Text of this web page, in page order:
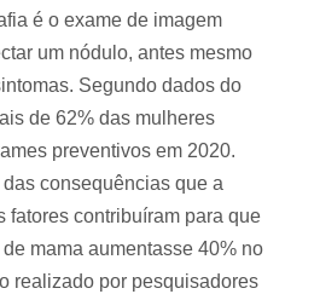
é o exame de imagem
um nódulo, antes mesmo
Segundo dados do
de 62% das mulheres
preventivos em 2020.
consequências que a
fatores contribuíram para que
mama aumentasse 40% no
realizado por pesquisadores